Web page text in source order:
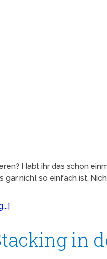
Habt ihr das schon
gar nicht so einfach ist.
in